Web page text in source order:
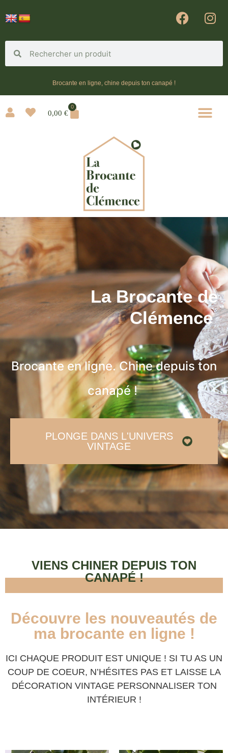
Brocante en ligne, chine depuis ton canapé !
0,00 €
0
La Brocante de
Clémence
Brocante en ligne. Chine depuis ton
canapé !
PLONGE DANS L'UNIVERS
VINTAGE
VIENS CHINER DEPUIS TON
CANAPÉ !
Découvre les nouveautés de
ma brocante en ligne !
ICI CHAQUE PRODUIT EST UNIQUE ! SI TU AS UN
COUP DE COEUR, N’HÉSITES PAS ET LAISSE LA
DÉCORATION VINTAGE PERSONNALISER TON
INTÉRIEUR !